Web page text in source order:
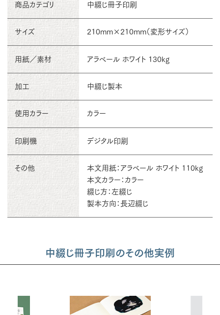
商品カテゴリ 中綴じ冊子印刷
サイズ 210mm×210mm（変形サイズ）
用紙／素材 アラベール ホワイト 130kg
加工 中綴じ製本
使用カラー カラー
印刷機 デジタル印刷
その他
本文用紙：アラベール ホワイト 110kg
本文カラー：カラー
綴じ方：左綴じ
製本方向：長辺綴じ
中綴じ冊子印刷のその他実例